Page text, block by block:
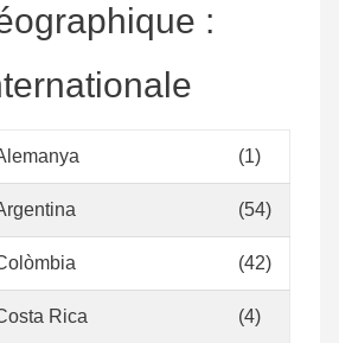
:
(1)
(54)
(42)
Rica (4)